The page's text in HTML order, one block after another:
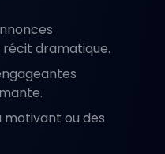
dramatique.
ou des